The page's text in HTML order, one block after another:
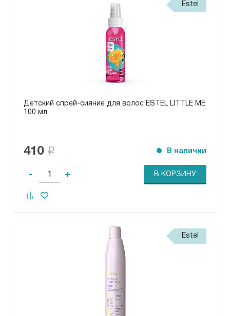
Estel
Детский спрей-сияние для волос ESTEL LITTLE ME
100 мл.
410 В наличии
- + В КОРЗИНУ
Estel